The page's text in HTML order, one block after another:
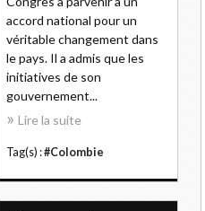
accord national pour un
véritable changement dans
le pays. Il a admis que les
initiatives de son
gouvernement...
Lire la suite
Tag(s) :#Colombie